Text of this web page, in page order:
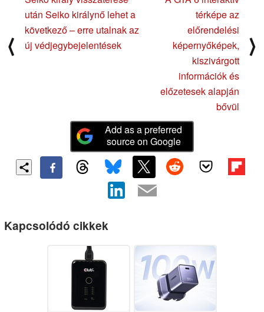
⟨
után Seiko királynő lehet a
következő – erre utalnak az
új védjegybejelentések
térképe az
előrendelési
képernyőképek,
kiszivárgott
információk és
előzetesek alapján
bővül
⟩
Add as a preferred
source on Google
Kapcsolódó cikkek